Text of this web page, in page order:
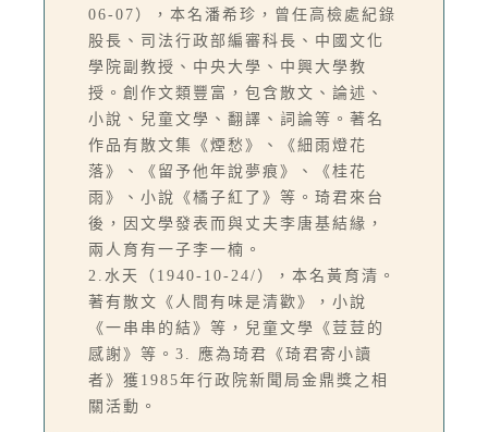
06-07），本名潘希珍，曾任高檢處紀錄
股長、司法行政部編審科長、中國文化
學院副教授、中央大學、中興大學教
授。創作文類豐富，包含散文、論述、
小說、兒童文學、翻譯、詞論等。著名
作品有散文集《煙愁》、《細雨燈花
落》、《留予他年說夢痕》、《桂花
雨》、小說《橘子紅了》等。琦君來台
後，因文學發表而與丈夫李唐基結緣，
兩人育有一子李一楠。
2.水天（1940-10-24/），本名黃育清。
著有散文《人間有味是清歡》，小說
《一串串的結》等，兒童文學《荳荳的
感謝》等。3. 應為琦君《琦君寄小讀
者》獲1985年行政院新聞局金鼎獎之相
關活動。